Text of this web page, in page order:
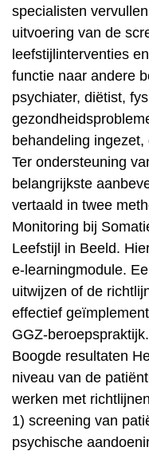
specialisten
uitvoering van de
leefstijlinterventies
functie naar andere
psychiater, diëtist,
behandeling
Ter ondersteuning
belangrijkste
vertaald in twee
Monitoring bij
Leefstijl in Beeld.
e-learningmodule.
uitwijzen of de
effectief
GGZ-beroepspraktijk.
Boogde resultaten
niveau van de
werken met
1) screening van
psychische